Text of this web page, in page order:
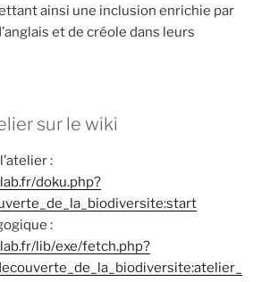
ainsi une inclusion enrichie par
et de créole dans leurs
sur le wiki
:
doku.php?
:
lib/exe/fetch.php?